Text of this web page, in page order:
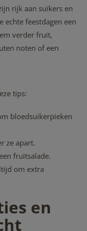
rijk aan suikers en
echte feestdagen een
verder fruit,
noten of een
tips:
bloedsuikerpieken
ze apart.
fruitsalade.
om extra
en